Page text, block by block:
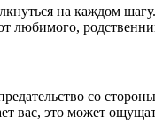
на каждом
любимого,
со
вас, это может